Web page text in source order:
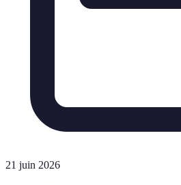
21 juin 2026